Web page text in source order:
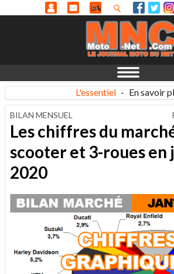
L'essentiel - En savoir
BILAN MENSUEL
Les chiffres du
scooter et 3-roues en
2020